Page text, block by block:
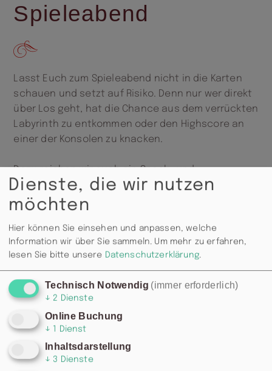
Spieleabend
Lasst Euch zum Spieleabend nicht in die Karten
schauen und setzt auf Risiko. Denn nur wer direkt
über Los geht, hat die Chance aus dem verrückten
Labyrinth zu entkommen oder den Highscore an
einer der Konsolen zu knacken.
Dazu reichen wir euch ein Snack- und
Getränkespecial Viel Spaß…und keinen Schmu
machen!
Dienste, die wir nutzen
möchten
Hier können Sie einsehen und anpassen, welche
Information wir über Sie sammeln. Um mehr zu erfahren,
lesen Sie bitte unsere Datenschutzerklärung.
Technisch Notwendig (immer erforderlich)
↓ 2 Dienste
Online Buchung
↓ 1 Dienst
Inhaltsdarstellung
↓ 3 Dienste